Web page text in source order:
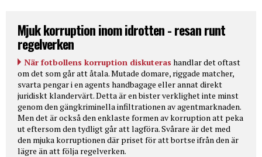
Mjuk korruption inom idrotten - resan runt
regelverken
När fotbollens korruption diskuteras handlar det oftast
om det som går att åtala. Mutade domare, riggade matcher,
svarta pengar i en agents handbagage eller annat direkt
juridiskt klandervärt. Detta är en bister verklighet inte minst
genom den gängkriminella infiltrationen av agentmarknaden.
Men det är också den enklaste formen av korruption att peka
ut eftersom den tydligt går att lagföra. Svårare är det med
den mjuka korruptionen där priset för att bortse ifrån den är
lägre än att följa regelverken.